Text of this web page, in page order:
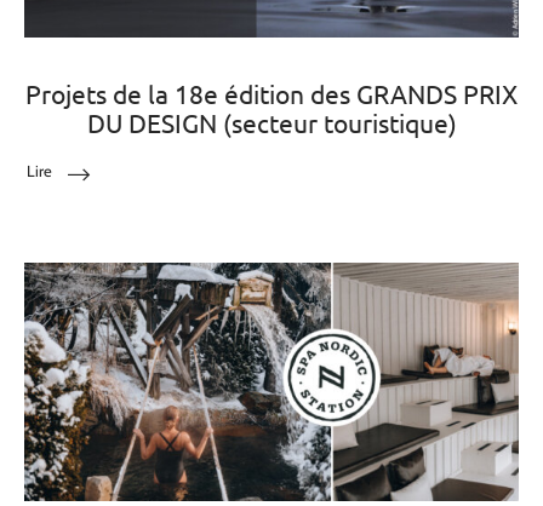
Projets de la 18e édition des GRANDS PRIX
DU DESIGN (secteur touristique)
Lire